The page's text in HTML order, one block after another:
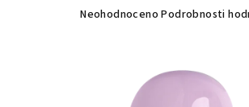
Průměrné
Neohodnoceno Podrobnosti